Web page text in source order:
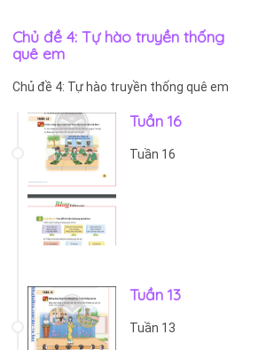
Chủ đề 4: Tự hào truyền thống
quê em
Chủ đề 4: Tự hào truyền thống quê em
Tuần 16
Tuần 16
Tuần 13
Tuần 13